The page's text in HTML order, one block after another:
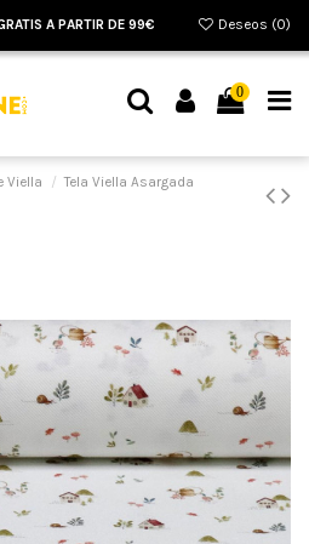
A PARTIR DE 99€ Deseos (0)
0
Viella
Tela Viella Asargada